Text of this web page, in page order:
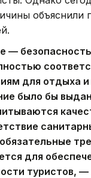
объяснили
—
для отдыха и
было бы
для
туристов,